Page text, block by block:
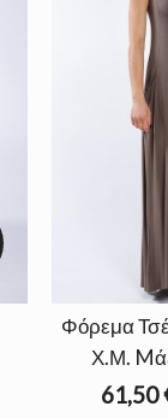
Φόρεμα
Χ.Μ.
61,50